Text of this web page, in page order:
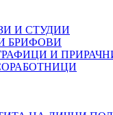
И СТУДИИ
БРИФОВИ
И